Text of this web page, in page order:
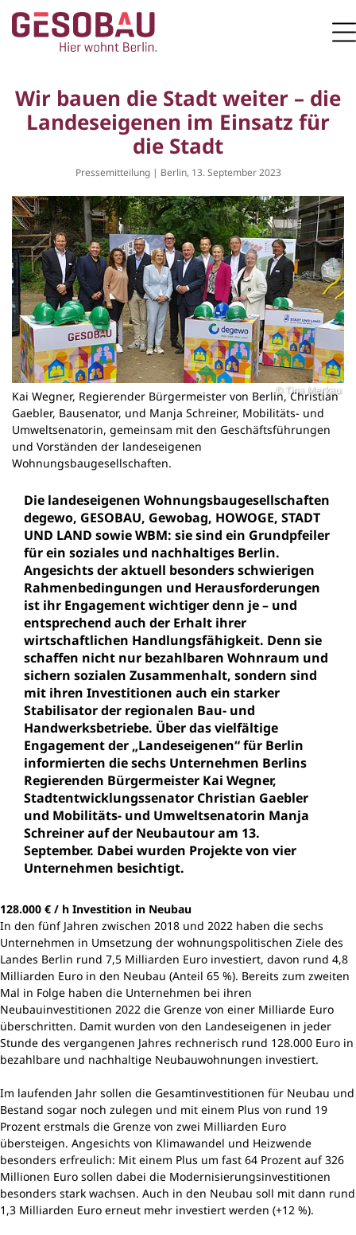
ZUM HAUPTINHALT SPRINGEN
Zur Startseite
Wir bauen die Stadt weiter – die
Landeseigenen im Einsatz für
die Stadt
Pressemitteilung | Berlin, 13. September 2023
Tina Merkau
Kai Wegner, Regierender Bürgermeister von Berlin, Christian
Gaebler, Bausenator, und Manja Schreiner, Mobilitäts- und
Umweltsenatorin, gemeinsam mit den Geschäftsführungen
und Vorständen der landeseigenen
Wohnungsbaugesellschaften.
Die landeseigenen Wohnungsbaugesellschaften
degewo, GESOBAU, Gewobag, HOWOGE, STADT
UND LAND sowie WBM: sie sind ein Grundpfeiler
für ein soziales und nachhaltiges Berlin.
Angesichts der aktuell besonders schwierigen
Rahmenbedingungen und Herausforderungen
ist ihr Engagement wichtiger denn je – und
entsprechend auch der Erhalt ihrer
wirtschaftlichen Handlungsfähigkeit. Denn sie
schaffen nicht nur bezahlbaren Wohnraum und
sichern sozialen Zusammenhalt, sondern sind
mit ihren Investitionen auch ein starker
Stabilisator der regionalen Bau- und
Handwerksbetriebe. Über das vielfältige
Engagement der „Landeseigenen“ für Berlin
informierten die sechs Unternehmen Berlins
Regierenden Bürgermeister Kai Wegner,
Stadtentwicklungssenator Christian Gaebler
und Mobilitäts- und Umweltsenatorin Manja
Schreiner auf der Neubautour am 13.
September. Dabei wurden Projekte von vier
Unternehmen besichtigt.
128.000 € / h Investition in Neubau
In den fünf Jahren zwischen 2018 und 2022 haben die sechs
Unternehmen in Umsetzung der wohnungspolitischen Ziele des
Landes Berlin rund 7,5 Milliarden Euro investiert, davon rund 4,8
Milliarden Euro in den Neubau (Anteil 65 %). Bereits zum zweiten
Mal in Folge haben die Unternehmen bei ihren
Neubauinvestitionen 2022 die Grenze von einer Milliarde Euro
überschritten. Damit wurden von den Landeseigenen in jeder
Stunde des vergangenen Jahres rechnerisch rund 128.000 Euro in
bezahlbare und nachhaltige Neubauwohnungen investiert.
Im laufenden Jahr sollen die Gesamtinvestitionen für Neubau und
Bestand sogar noch zulegen und mit einem Plus von rund 19
Prozent erstmals die Grenze von zwei Milliarden Euro
übersteigen. Angesichts von Klimawandel und Heizwende
besonders erfreulich: Mit einem Plus um fast 64 Prozent auf 326
Millionen Euro sollen dabei die Modernisierungsinvestitionen
besonders stark wachsen. Auch in den Neubau soll mit dann rund
1,3 Milliarden Euro erneut mehr investiert werden (+12 %).